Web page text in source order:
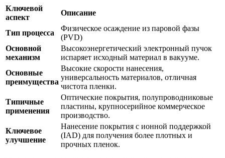
Ключевой
аспект
Описание
Тип процесса
Физическое осаждение из паровой фазы
(PVD)
Основной
механизм
Высокоэнергетический электронный пучок
испаряет исходный материал в вакууме.
Основные
преимущества
Высокие скорости нанесения,
универсальность материалов, отличная
чистота пленки.
Типичные
применения
Оптические покрытия, полупроводниковые
пластины, крупносерийное коммерческое
производство.
Ключевое
улучшение
Нанесение покрытия с ионной поддержкой
(IAD) для получения более плотных и
прочных пленок.